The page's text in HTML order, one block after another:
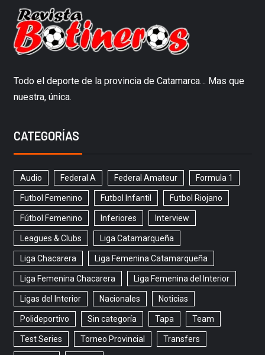
Todo el deporte de la provincia de Catamarca… Mas que
nuestra, única.
CATEGORÍAS
Audio Federal A Federal Amateur Formula 1
Futbol Femenino Futbol Infantil Futbol Riojano
Fútbol Femenino Inferiores Interview
Leagues & Clubs Liga Catamarqueña
Liga Chacarera Liga Femenina Catamarqueña
Liga Femenina Chacarera Liga Femenina del Interior
Ligas del Interior Nacionales Noticias
Polideportivo Sin categoría Tapa Team
Test Series Torneo Provincial Transfers